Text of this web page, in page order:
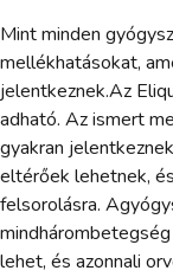
Mint minden
mellékhatásokat,
jelentkeznek.Az
adható. Az ismert
gyakran
eltérőek lehetnek,
felsorolásra.
lehet, és azonnali